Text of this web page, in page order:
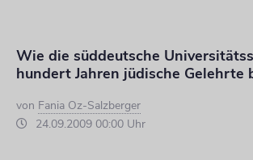
Wie die süddeutsche
hundert Jahren jüdische Gelehrte
von Fania Oz-Salzberger
24.09.2009 00:00 Uhr